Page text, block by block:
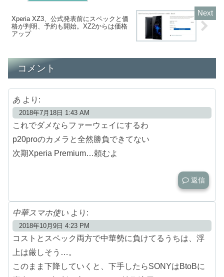
Xperia XZ3、公式発表前にスペックと価
格が判明、予約も開始。XZ2からは価格
アップ
コメント
あ より:
2018年7月18日 1:43 AM
これでダメならファーウェイにするわ
p20proのカメラと全然勝負できてない
次期Xperia Premium…頼むよ
返信
中華スマホ使い より:
2018年10月9日 4:23 PM
コストとスペック両方で中華勢に負けてるうちは、浮
上は厳しそう…。
このまま下降していくと、下手したらSONYはBtoBに